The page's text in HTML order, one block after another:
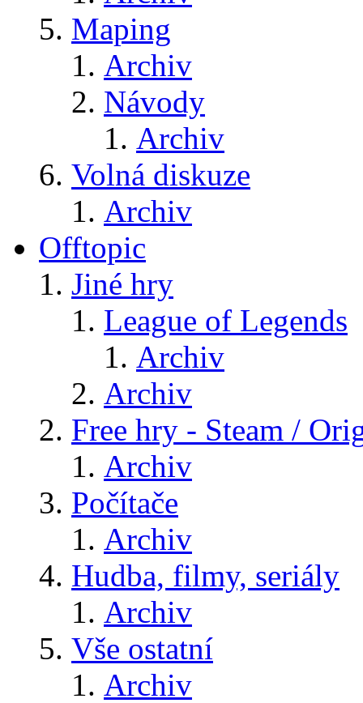
Maping
Archiv
Návody
Archiv
Volná diskuze
Archiv
Offtopic
Jiné hry
League of Legends
Archiv
Archiv
Free hry - Steam /
Archiv
Počítače
Archiv
Hudba, filmy, seriály
Archiv
Vše ostatní
Archiv